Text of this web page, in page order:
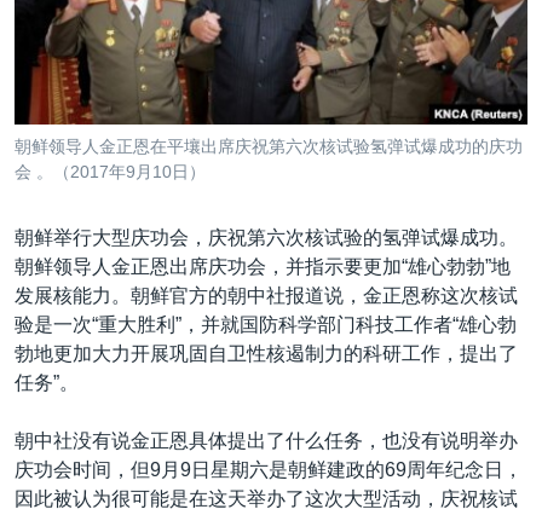
非洲
美洲
全球议题
军事
劳工
环境
国会报道
美中关系
美国建国250周年
埃博拉疫情
重要讲话与声明
台海两岸关系
南中国海争端
关注西藏
GEN Z 看美国
VOA今日焦点
中文广播
关注我们
其他语言网站
朝鲜领导人金正恩在平壤出席庆祝第六次核试验氢弹试爆成功的庆功
会 。（2017年9月10日）
朝鲜举行大型庆功会，庆祝第六次核试验的氢弹试爆成功。
朝鲜领导人金正恩出席庆功会，并指示要更加“雄心勃勃”地
发展核能力。朝鲜官方的朝中社报道说，金正恩称这次核试
验是一次“重大胜利”，并就国防科学部门科技工作者“雄心勃
勃地更加大力开展巩固自卫性核遏制力的科研工作，提出了
任务”。
朝中社没有说金正恩具体提出了什么任务，也没有说明举办
庆功会时间，但9月9日星期六是朝鲜建政的69周年纪念日，
因此被认为很可能是在这天举办了这次大型活动，庆祝核试